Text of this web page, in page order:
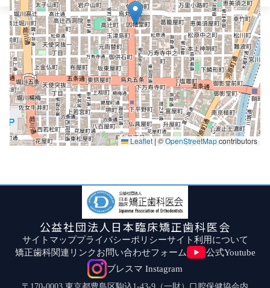
Leaflet|©OpenStreetMapcontributors
公益社団法人日本臨床矯正歯科医会
サイトマッププライバシーポリシーサイト利用について
矯正歯科関連リンクお問い合わせフォーム
公式Youtube
ブレスマ Instagram